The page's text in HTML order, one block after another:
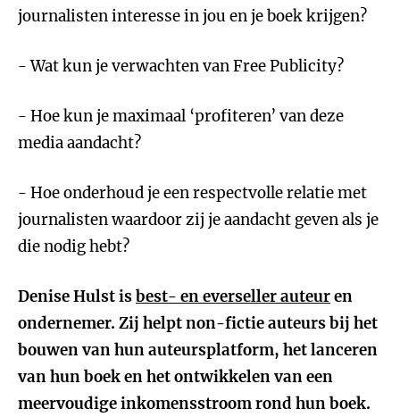
journalisten interesse in jou en je boek krijgen?
- Wat kun je verwachten van Free Publicity?
- Hoe kun je maximaal ‘profiteren’ van deze
media aandacht?
- Hoe onderhoud je een respectvolle relatie met
journalisten waardoor zij je aandacht geven als je
die nodig hebt?
Denise Hulst isbest- en everseller auteuren
ondernemer. Zij helpt non-fictie auteurs bij het
bouwen van hun auteursplatform, het lanceren
van hun boek en het ontwikkelen van een
meervoudige inkomensstroom rond hun boek.